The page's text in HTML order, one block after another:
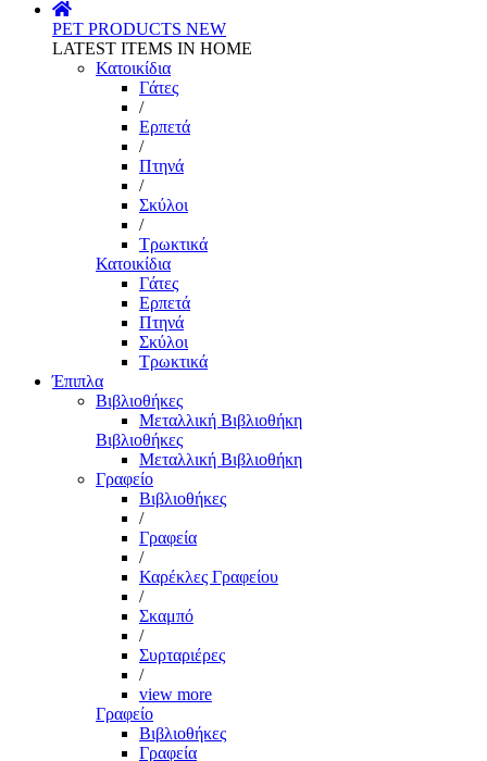
PET PRODUCTS NEW
LATEST ITEMS IN HOME
Κατοικίδια
Γάτες
/
Ερπετά
/
Πτηνά
/
Σκύλοι
/
Τρωκτικά
Κατοικίδια
Γάτες
Ερπετά
Πτηνά
Σκύλοι
Τρωκτικά
Έπιπλα
Βιβλιοθήκες
Μεταλλική Βιβλιοθήκη
Βιβλιοθήκες
Μεταλλική Βιβλιοθήκη
Γραφείο
Βιβλιοθήκες
/
Γραφεία
/
Καρέκλες Γραφείου
/
Σκαμπό
/
Συρταριέρες
/
view more
Γραφείο
Βιβλιοθήκες
Γραφεία